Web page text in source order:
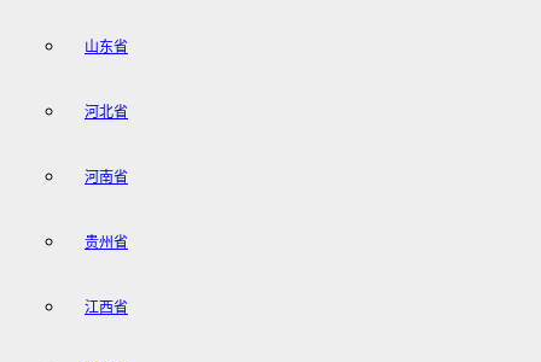
山东省
河北省
河南省
贵州省
江西省